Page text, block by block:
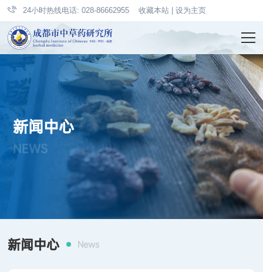
24小时热线电话: 028-86662955 收藏本站 设为主页
新闻中心
NEWS
新闻中心 News